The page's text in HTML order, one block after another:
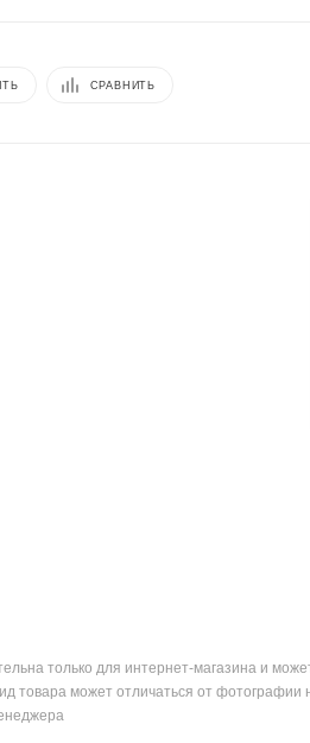
СРАВНИТЬ
только для интернет-магазина и
товара может отличаться от